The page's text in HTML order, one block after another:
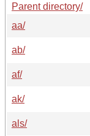
Parent directory/
aa/
ab/
af/
ak/
als/